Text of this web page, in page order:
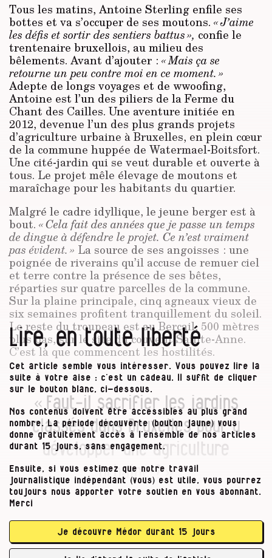
Tous les matins, Antoine Sterling enfile ses
bottes et va s’occuper de ses moutons. « J’aime
les défis et sortir des sentiers battus », confie le
trentenaire bruxellois, au milieu des
bêlements. Avant d’ajouter : « Mais ça se
retourne un peu contre moi en ce moment. »
Adepte de longs voyages et de wwoofing,
Antoine est l’un des piliers de la Ferme du
Chant des Cailles. Une aventure initiée en
2012, devenue l’un des plus grands projets
d’agriculture urbaine à Bruxelles, en plein cœur
de la commune huppée de Watermael-Boitsfort.
Une cité-jardin qui se veut durable et ouverte à
tous. Le projet mêle élevage de moutons et
maraîchage pour les habitants du quartier.
Malgré le cadre idyllique, le jeune berger est à
bout. « Cela fait des années que je passe un temps
de dingue à défendre le projet. Ce n’est vraiment
pas évident. » La source de ses angoisses : une
poignée de riverains qu’il accuse de remuer ciel
et terre contre la présence de ses bêtes,
réparties sur quatre parcelles de la commune.
Sur la plaine principale, cinq agneaux vieux de
six semaines profitent tranquillement du soleil.
Le reste du troupeau est au Bercail, 500 mètres
plus bas, sur le site du couvent Sainte-Anne.
C’est là que commencent les hostilités.
« Faut-il sacrifier les jardins
classés dans Bruxelles pour y
développer une agriculture
urbaine ? »
Cécile Robyns, riveraine
Une quarantaine de brebis laitières broutent
l’herbe du jardin de l’ancien couvent, bercées
Lire, en toute liberté
Cet article semble vous intéresser. Vous pouvez lire la
suite à votre aise : c’est un cadeau. Il suffit de cliquer
sur le bouton blanc, ci-dessous.
Nos contenus doivent être accessibles au plus grand
nombre. La période découverte (bouton jaune) vous
donne gratuitement accès à l’ensemble de nos articles
durant 15 jours, sans engagement.
Ensuite, si vous estimez que notre travail
journalistique indépendant (vous) est utile, vous pourrez
toujours nous apporter votre soutien en vous abonnant.
Merci
Je découvre Médor durant 15 jours